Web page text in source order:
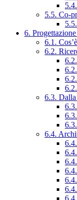
5.5. Co-
6.
6.1.
6.2.
6.3.
6.4.